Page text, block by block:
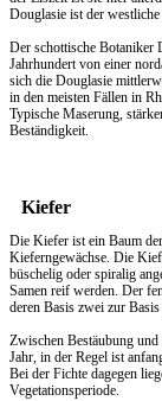
Douglasie ist der
Der schottische Botaniker
Jahrhundert von einer
sich die Douglasie
in den meisten Fällen in
Typische Maserung,
Beständigkeit.
Kiefer
Die Kiefer ist ein Baum
Kieferngewächse. Die
büschelig oder spiralig
Samen reif werden. Der
deren Basis zwei zur Basis
Zwischen Bestäubung
Jahr, in der Regel ist
Bei der Fichte dagegen
Vegetationsperiode.